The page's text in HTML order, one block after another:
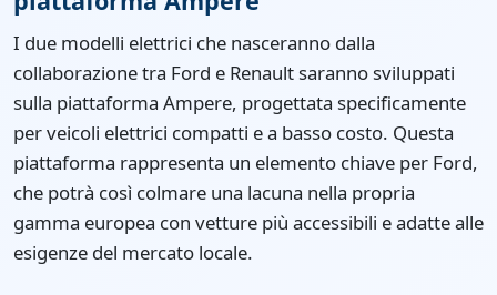
I due modelli elettrici che nasceranno dalla
collaborazione tra Ford e Renault saranno sviluppati
sulla piattaforma Ampere, progettata specificamente
per veicoli elettrici compatti e a basso costo. Questa
piattaforma rappresenta un elemento chiave per Ford,
che potrà così colmare una lacuna nella propria
gamma europea con vetture più accessibili e adatte alle
esigenze del mercato locale.